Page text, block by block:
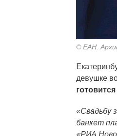
© ЕАН.
девушке
«Свадьбу
банкет